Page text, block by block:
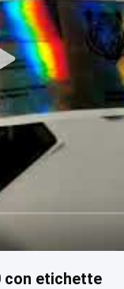
con etichette